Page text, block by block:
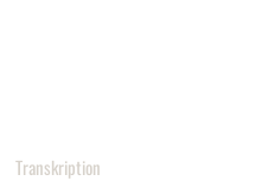
Transkription